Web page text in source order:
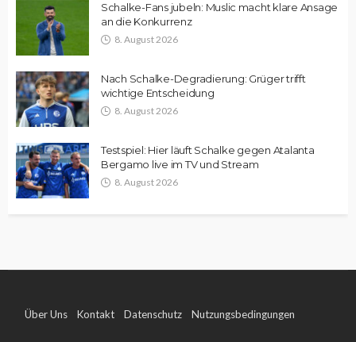
Schalke-Fans jubeln: Muslic macht klare Ansage
an die Konkurrenz
8. August 2026
Nach Schalke-Degradierung: Grüger trifft
wichtige Entscheidung
8. August 2026
Testspiel: Hier läuft Schalke gegen Atalanta
Bergamo live im TV und Stream
8. August 2026
Über Uns Kontakt Datenschutz Nutzungsbedingungen